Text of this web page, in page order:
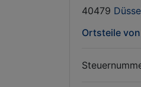
40479
Ortsteile